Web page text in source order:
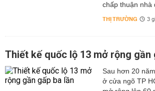
chấp thuận nhà
THỊ TRƯỜNG 3
Thiết kế quốc lộ 13 mở rộng gần
Sau hơn 20
ở cửa ngõ TP